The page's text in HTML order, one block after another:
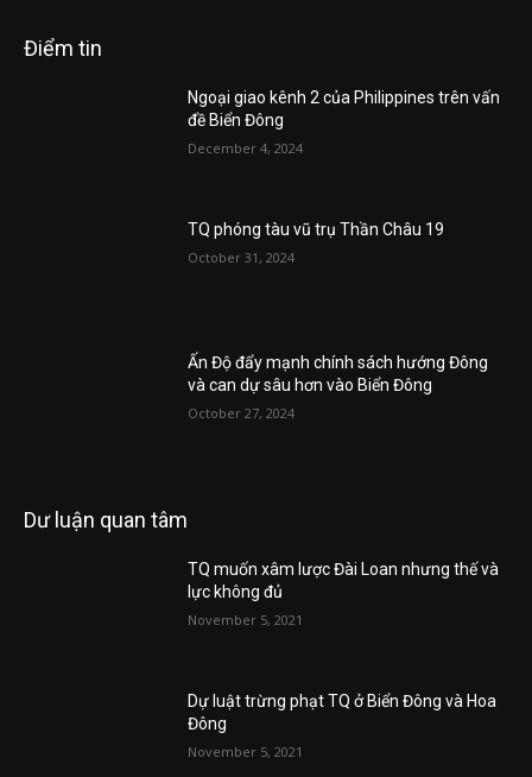
Điểm tin
Ngoại giao kênh 2 của Philippines trên vấn
đề Biển Đông
December 4, 2024
TQ phóng tàu vũ trụ Thần Châu 19
October 31, 2024
Ấn Độ đẩy mạnh chính sách hướng Đông
và can dự sâu hơn vào Biển Đông
October 27, 2024
Dư luận quan tâm
TQ muốn xâm lược Đài Loan nhưng thế và
lực không đủ
November 5, 2021
Dự luật trừng phạt TQ ở Biển Đông và Hoa
Đông
November 5, 2021